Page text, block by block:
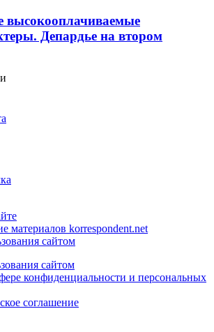
высокооплачиваемые
Депардье на втором
материалов korrespondent.net
сайтом
сайтом
конфиденциальности и персональных
соглашение